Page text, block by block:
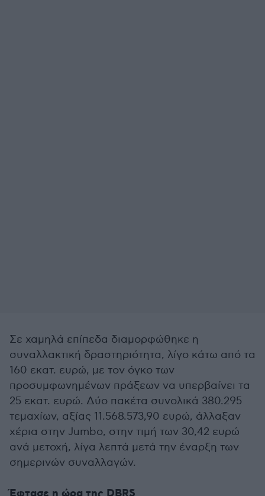
Σε χαμηλά επίπεδα διαμορφώθηκε η
συναλλακτική δραστηριότητα, λίγο κάτω από τα
160 εκατ. ευρώ, με τον όγκο των
προσυμφωνημένων πράξεων να υπερβαίνει τα
25 εκατ. ευρώ. Δύο πακέτα συνολικά 380.295
τεμαχίων, αξίας 11.568.573,90 ευρώ, άλλαξαν
χέρια στην Jumbo, στην τιμή των 30,42 ευρώ
ανά μετοχή, λίγα λεπτά μετά την έναρξη των
σημερινών συναλλαγών.